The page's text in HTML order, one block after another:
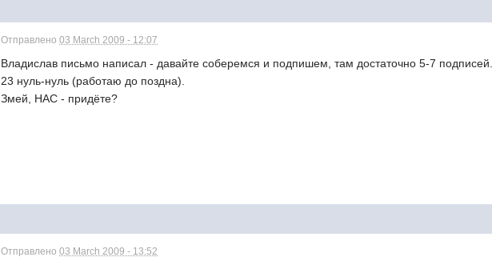
Отправлено03 March 2009 - 12:07
Владислав письмо написал - давайте соберемся и подпишем, там достаточно 5-7
23 нуль-нуль (работаю до поздна).
Змей, НАС - придёте?
Отправлено03 March 2009 - 13:52